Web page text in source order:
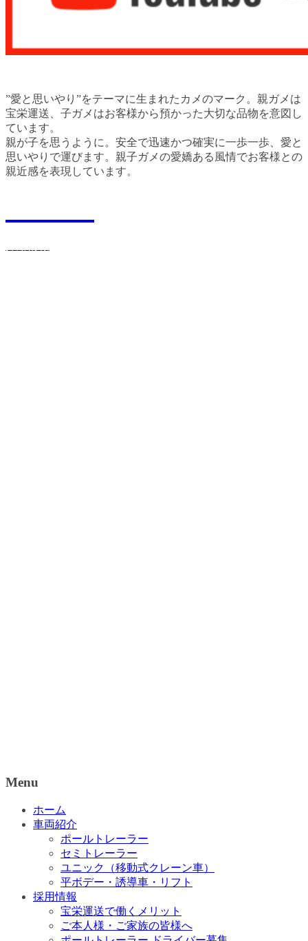
”愛と思いやり”をテーマに生まれたカメのマーク。親ガメは
宝栄運送、子ガメはお客様から預かった大切な品物を意図し
ています。
親が子を思うように。安全で迅速かつ確実に一歩一歩、愛と
思いやりで運びます。親子ガメの愛嬌ある風情でお客様との
親近感を表現しています。
Menu
ホーム
車両紹介
ポールトレーラー
セミトレーラー
ユニック（移動式クレーン車）
平ボデー・誘導車・リフト
採用情報
宝栄運送で働くメリット
ご本人様・ご家族の皆様へ